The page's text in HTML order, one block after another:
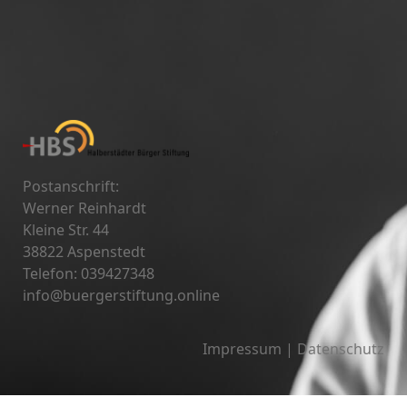
Postanschrift:
Werner Reinhardt
Kleine Str. 44
38822 Aspenstedt
Telefon: 039427348
info@buergerstiftung.online
Impressum | Datenschutz